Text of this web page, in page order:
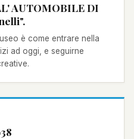
AUTOMOBILE DI
è come entrare nella
ad oggi, e seguirne